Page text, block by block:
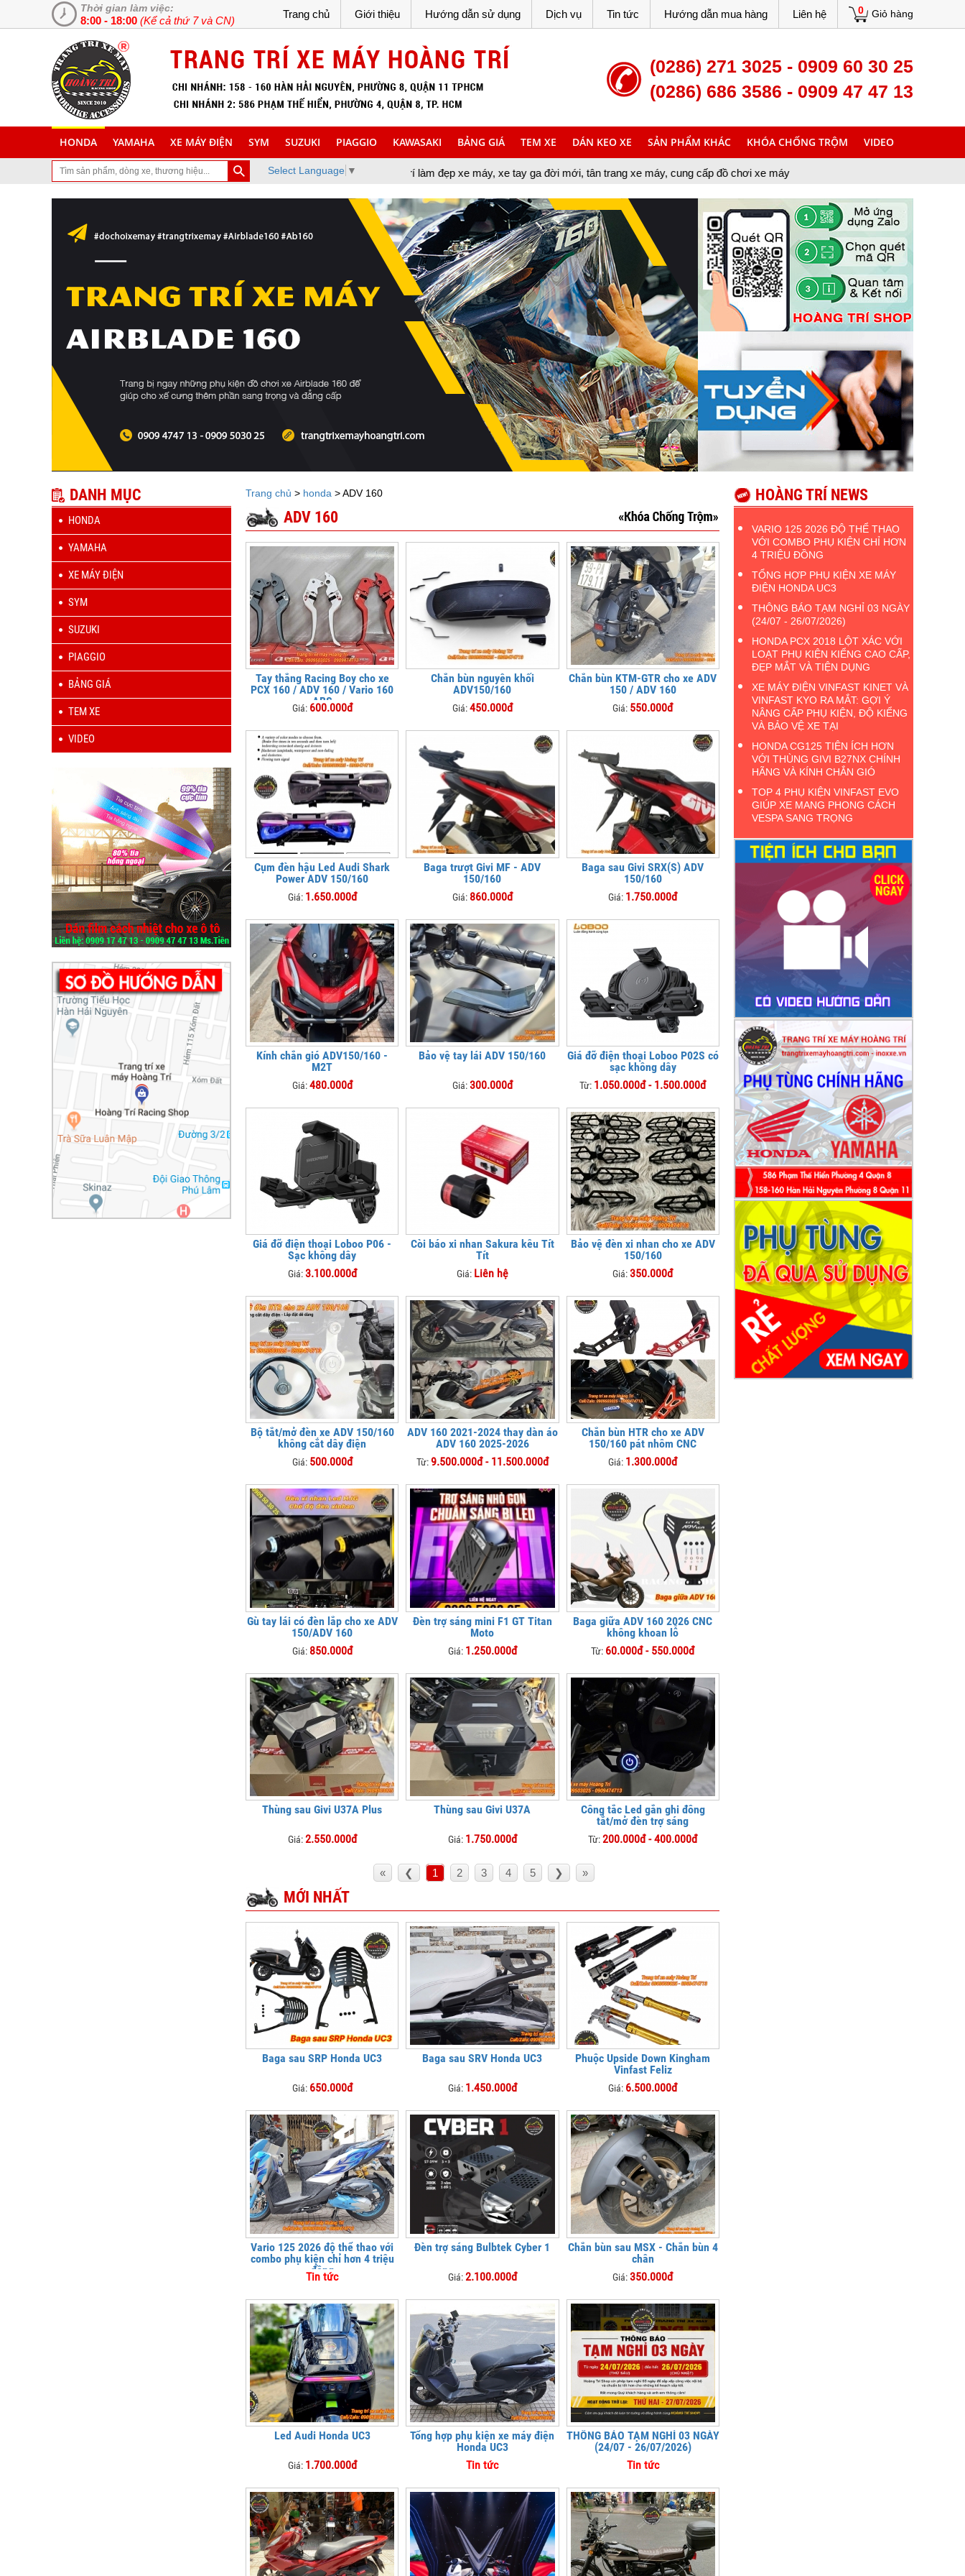
Thời gian làm việc:
8:00 - 18:00 (Kể cả thứ 7 và CN)
0 Giỏ hàng
Trang chủ Giới thiệu Hướng dẫn sử dụng Dịch vụ Tin tức Hướng dẫn mua hàng Liên hệ
(0286) 271 3025 - 0909 60 30 25
(0286) 686 3586 - 0909 47 47 13
HONDA YAMAHA XE MÁY ĐIỆN SYM SUZUKI PIAGGIO KAWASAKI BẢNG GIÁ TEM XE DÁN KEO XE SẢN PHẨM KHÁC KHÓA CHỐNG TRỘM VIDEO
Select Language ▼
ghé thăm trang Web chuyên cung cấp và lắp đặt phụ tùng inox trang trí làm đẹp xe máy, xe tay ga đời mới, tân trang xe máy, cung cấp đồ chơi xe máy
DANH MỤC
HONDA
YAMAHA
XE MÁY ĐIỆN
SYM
SUZUKI
PIAGGIO
BẢNG GIÁ
TEM XE
VIDEO
Trang chủ > honda > ADV 160
ADV 160
Tay thắng Racing Boy cho xe
PCX 160 / ADV 160 / Vario 160
ABS
Giá: 600.000đ
Chắn bùn nguyên khối
ADV150/160
Giá:450.000đ
Chắn bùn KTM-GTR cho xe ADV
150 / ADV 160
Giá: 550.000đ
Cụm đèn hậu Led Audi Shark
Power ADV 150/160
Giá: 1.650.000đ
Baga trượt Givi MF - ADV
150/160
Giá: 860.000đ
Baga sau Givi SRX(S) ADV
150/160
Giá: 1.750.000đ
Kính chắn gió ADV150/160 -
M2T
Giá:480.000đ
Bảo vệ tay lái ADV 150/160
Giá:300.000đ
Giá đỡ điện thoại Loboo P02S có
sạc không dây
Từ: 1.050.000đ - 1.500.000đ
Giá đỡ điện thoại Loboo P06 -
Sạc không dây
Giá:3.100.000đ
Còi báo xi nhan Sakura kêu Tít
Tít
Giá: Liên hệ
Bảo vệ đèn xi nhan cho xe ADV
150/160
Giá:350.000đ
Bộ tắt/mở đèn xe ADV 150/160
không cắt dây điện
Giá: 500.000đ
ADV 160 2021-2024 thay dàn áo
ADV 160 2025-2026
Từ:9.500.000đ - 11.500.000đ
Chắn bùn HTR cho xe ADV
150/160 pát nhôm CNC
Giá: 1.300.000đ
Gù tay lái có đèn lắp cho xe ADV
150/ADV 160
Giá: 850.000đ
Đèn trợ sáng mini F1 GT Titan
Moto
Giá: 1.250.000đ
Baga giữa ADV 160 2026 CNC
không khoan lỗ
Từ: 60.000đ - 550.000đ
Thùng sau Givi U37A Plus
Giá:2.550.000đ
Thùng sau Givi U37A
Giá: 1.750.000đ
Công tắc Led gắn ghi đông
tắt/mở đèn trợ sáng
Từ:200.000đ - 400.000đ
« ❮ 1 2 3 4 5 ❯ »
MỚI NHẤT
Baga sau SRP Honda UC3
Giá: 650.000đ
Baga sau SRV Honda UC3
Giá: 1.450.000đ
Phuộc Upside Down Kingham
Vinfast Feliz
Giá: 6.500.000đ
Vario 125 2026 độ thể thao với
combo phụ kiện chỉ hơn 4 triệu
đồng
Tin tức
Đèn trợ sáng Bulbtek Cyber 1
Giá:2.100.000đ
Chắn bùn sau MSX - Chắn bùn 4
chân
Giá:350.000đ
Led Audi Honda UC3
Giá: 1.700.000đ
Tổng hợp phụ kiện xe máy điện
Honda UC3
Tin tức
THÔNG BÁO TẠM NGHỈ 03 NGÀY
(24/07 - 26/07/2026)
Tin tức
HOÀNG TRÍ NEWS
VARIO 125 2026 ĐỘ THỂ THAO
VỚI COMBO PHỤ KIỆN CHỈ HƠN
4 TRIỆU ĐỒNG
TỔNG HỢP PHỤ KIỆN XE MÁY
ĐIỆN HONDA UC3
THÔNG BÁO TẠM NGHỈ 03 NGÀY
(24/07 - 26/07/2026)
HONDA PCX 2018 LỘT XÁC VỚI
LOẠT PHỤ KIỆN KIỂNG CAO CẤP,
ĐẸP MẮT VÀ TIỆN DỤNG
XE MÁY ĐIỆN VINFAST KINET VÀ
VINFAST KYO RA MẮT: GỢI Ý
NÂNG CẤP PHỤ KIỆN, ĐỘ KIỂNG
VÀ BẢO VỆ XE TẠI
HONDA CG125 TIỆN ÍCH HƠN
VỚI THÙNG GIVI B27NX CHÍNH
HÃNG VÀ KÍNH CHẮN GIÓ
TOP 4 PHỤ KIỆN VINFAST EVO
GIÚP XE MANG PHONG CÁCH
VESPA SANG TRỌNG